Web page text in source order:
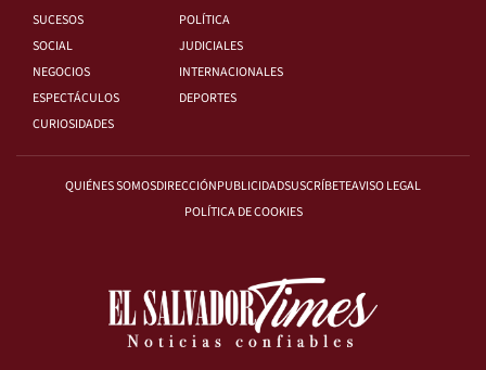
SUCESOS
POLÍTICA
SOCIAL
JUDICIALES
NEGOCIOS
INTERNACIONALES
ESPECTÁCULOS
DEPORTES
CURIOSIDADES
QUIÉNES SOMOSDIRECCIÓNPUBLICIDADSUSCRÍBETEAVISO LEGAL
POLÍTICA DE COOKIES